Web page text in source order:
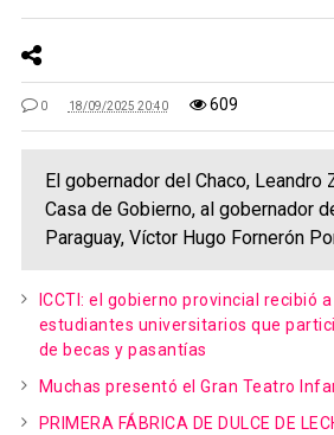
0 18/09/2025 20:40 609
El gobernador del Chaco, Leandro
Casa de Gobierno, al gobernador
Paraguay, Víctor Hugo Fornerón
ICCTI: el gobierno provincial recibió
estudiantes universitarios que
de becas y pasantías
Muchas presentó el Gran Teatro
PRIMERA FÁBRICA DE DULCE DE